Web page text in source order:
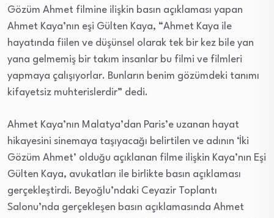
Gözüm Ahmet filmine ilişkin basın açıklaması yapan
Ahmet Kaya’nın eşi Gülten Kaya, “Ahmet Kaya ile
hayatında fiilen ve düşünsel olarak tek bir kez bile yan
yana gelmemiş bir takım insanlar bu filmi ve filmleri
yapmaya çalışıyorlar. Bunların benim gözümdeki tanımı
kifayetsiz muhterislerdir” dedi.
Ahmet Kaya’nın Malatya’dan Paris’e uzanan hayat
hikayesini sinemaya taşıyacağı belirtilen ve adının ‘İki
Gözüm Ahmet’ olduğu açıklanan filme ilişkin Kaya’nın Eşi
Gülten Kaya, avukatları ile birlikte basın açıklaması
gerçekleştirdi. Beyoğlu’ndaki Ceyazir Toplantı
Salonu’nda gerçekleşen basın açıklamasında Ahmet